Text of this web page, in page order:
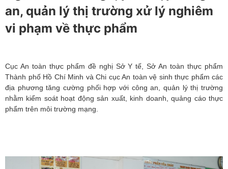
an, quản lý thị trường xử lý nghiêm
vi phạm về thực phẩm
Cục An toàn thực phẩm đề nghị Sở Y tế, Sở An toàn thực phẩm
Thành phố Hồ Chí Minh và Chi cục An toàn vệ sinh thực phẩm các
địa phương tăng cường phối hợp với công an, quản lý thị trường
nhằm kiểm soát hoạt động sản xuất, kinh doanh, quảng cáo thực
phẩm trên môi trường mạng.